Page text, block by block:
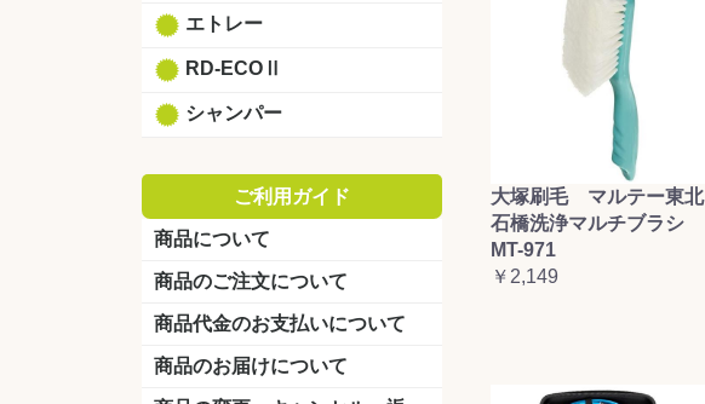
エトレー
RD-ECOⅡ
シャンパー
ご利用ガイド
商品について
商品のご注文について
商品代金のお支払いについて
商品のお届けについて
大塚刷毛 マルテー東北
石橋洗浄マルチブラシ
MT-971
￥2,149